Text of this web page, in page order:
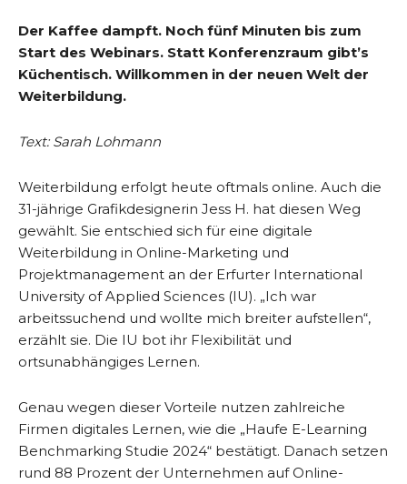
Der Kaffee dampft. Noch fünf Minuten bis zum
Start des Webinars. Statt Konferenzraum gibt’s
Küchentisch. Willkommen in der neuen Welt der
Weiterbildung.
Text: Sarah Lohmann
Weiterbildung erfolgt heute oftmals online. Auch die
31-jährige Grafikdesignerin Jess H. hat diesen Weg
gewählt. Sie entschied sich für eine digitale
Weiterbildung in Online-Marketing und
Projektmanagement an der Erfurter International
University of Applied Sciences (IU). „Ich war
arbeitssuchend und wollte mich breiter aufstellen“,
erzählt sie. Die IU bot ihr Flexibilität und
ortsunabhängiges Lernen.
Genau wegen dieser Vorteile nutzen zahlreiche
Firmen digitales Lernen, wie die „Haufe E-Learning
Benchmarking Studie 2024“ bestätigt. Danach setzen
rund 88 Prozent der Unternehmen auf Online-